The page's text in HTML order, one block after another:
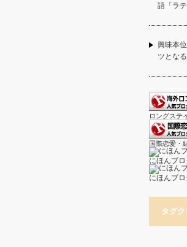
語「ラ
興味本
ツとな
ロングステ
国際恋愛・
にほんブ
にほんブ
タグ